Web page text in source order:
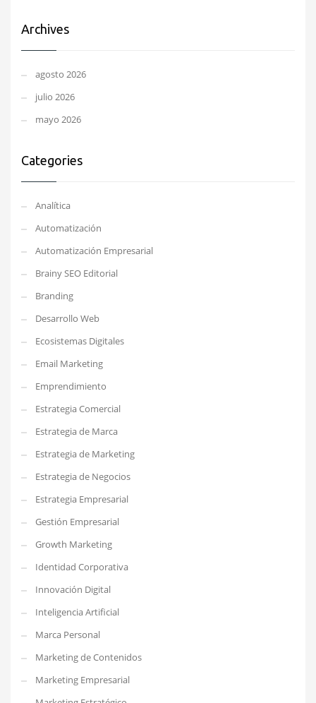
Archives
agosto 2026
julio 2026
mayo 2026
Categories
Analítica
Automatización
Automatización Empresarial
Brainy SEO Editorial
Branding
Desarrollo Web
Ecosistemas Digitales
Email Marketing
Emprendimiento
Estrategia Comercial
Estrategia de Marca
Estrategia de Marketing
Estrategia de Negocios
Estrategia Empresarial
Gestión Empresarial
Growth Marketing
Identidad Corporativa
Innovación Digital
Inteligencia Artificial
Marca Personal
Marketing de Contenidos
Marketing Empresarial